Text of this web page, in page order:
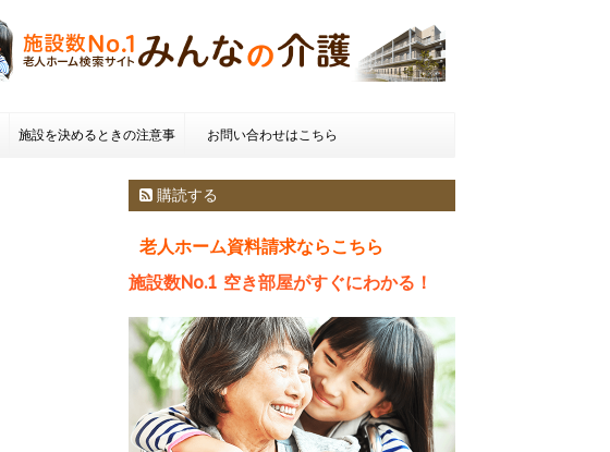
施設を決めるときの注意事
項 老人ホームの種類とお金
お問い合わせはこちら
購読する
老人ホーム資料請求ならこちら
施設数No.1 空き部屋がすぐにわかる！